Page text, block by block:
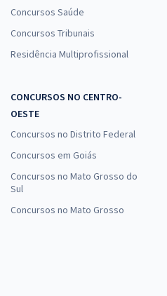
Concursos Saúde
Concursos Tribunais
Residência Multiprofissional
CONCURSOS NO CENTRO-
OESTE
Concursos no Distrito Federal
Concursos em Goiás
Concursos no Mato Grosso do
Sul
Concursos no Mato Grosso